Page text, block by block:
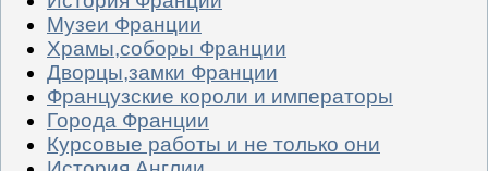
Музеи Франции
Храмы,соборы Франции
Дворцы,замки Франции
Французские короли и императоры
Города Франции
Курсовые работы и не только они